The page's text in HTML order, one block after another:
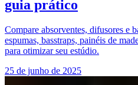
guia prático
Compare absorventes, difusores e
espumas, basstraps, painéis de
para otimizar seu estúdio.
25 de junho de 2025